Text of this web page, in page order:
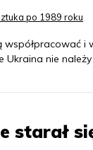
po 1989 roku
i
Ukraina nie
starał